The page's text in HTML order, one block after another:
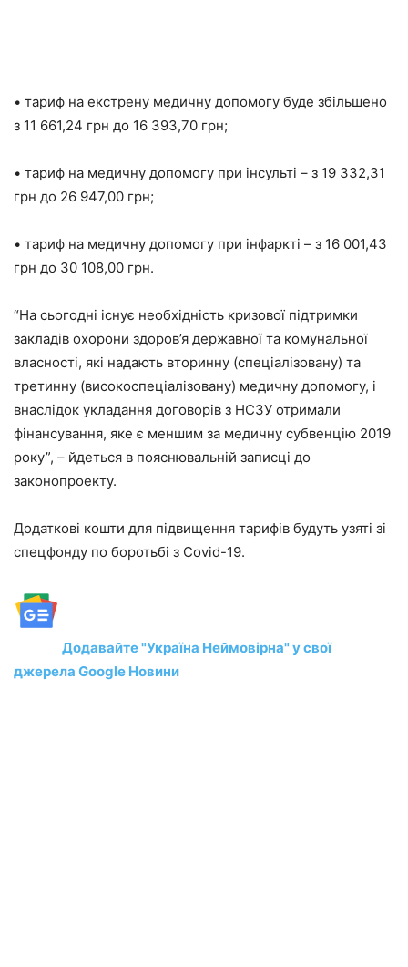
• тариф на екстрену медичну допомогу буде збільшено
з 11 661,24 грн до 16 393,70 грн;
• тариф на медичну допомогу при інсульті – з 19 332,31
грн до 26 947,00 грн;
• тариф на медичну допомогу при інфаркті – з 16 001,43
грн до 30 108,00 грн.
“На сьогодні існує необхідність кризової підтримки
закладів охорони здоров’я державної та комунальної
власності, які надають вторинну (спеціалізовану) та
третинну (високоспеціалізовану) медичну допомогу, і
внаслідок укладання договорів з НСЗУ отримали
фінансування, яке є меншим за медичну субвенцію 2019
року”, – йдеться в пояснювальній записці до
законопроекту.
Додаткові кошти для підвищення тарифів будуть узяті зі
спецфонду по боротьбі з Covid-19.
Додавайте "Україна Неймовірна" у свої
джерела Google Новини